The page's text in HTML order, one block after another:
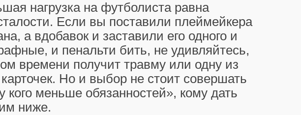
нагрузка на футболиста равна
Если вы поставили плеймейкера
а вдобавок и заставили его одного и
и пенальти бить, не удивляйтесь,
времени получит травму или одну из
Но и выбор не стоит совершать
кого меньше обязанностей», кому дать
ниже.